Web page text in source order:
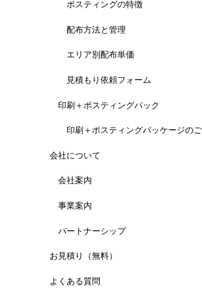
ポスティングの特徴
配布方法と管理
エリア別配布単価
見積もり依頼フォーム
印刷＋ポスティングパック
印刷＋ポスティングパッケージの
会社について
会社案内
事業案内
パートナーシップ
お見積り（無料）
よくある質問